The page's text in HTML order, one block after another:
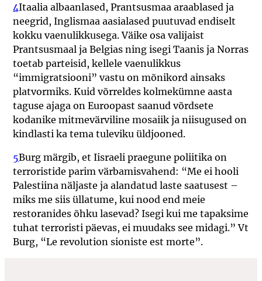
4Itaalia albaanlased, Prantsusmaa araablased ja
neegrid, Inglismaa aasialased puutuvad endiselt
kokku vaenulikkusega. Väike osa valijaist
Prantsusmaal ja Belgias ning isegi Taanis ja Norras
toetab parteisid, kellele vaenulikkus
“immigratsiooni” vastu on mõnikord ainsaks
platvormiks. Kuid võrreldes kolmekümne aasta
taguse ajaga on Euroopast saanud võrdsete
kodanike mitmevärviline mosaiik ja niisugused on
kindlasti ka tema tuleviku üldjooned.
5Burg märgib, et Iisraeli praegune poliitika on
terroristide parim värbamisvahend: “Me ei hooli
Palestiina näljaste ja alandatud laste saatusest –
miks me siis üllatume, kui nood end meie
restoranides õhku lasevad? Isegi kui me tapaksime
tuhat terroristi päevas, ei muudaks see midagi.” Vt
Burg, “Le revolution sioniste est morte”.